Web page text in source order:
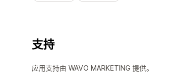
支持
应用支持由 WAVO MARKETING 提供。